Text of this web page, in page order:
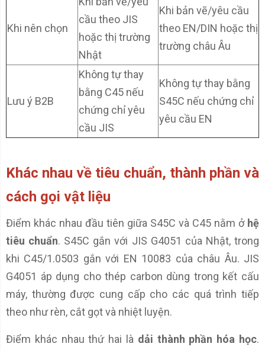
Khi nên chọn
cầu theo JIS
hoặc thị trường
Nhật
Khi bản vẽ/yêu cầu
theo EN/DIN hoặc thị
trường châu Âu
Lưu ý B2B
Không tự thay
bằng C45 nếu
chứng chỉ yêu
cầu JIS
Không tự thay bằng
S45C nếu chứng chỉ
yêu cầu EN
Khác nhau về tiêu chuẩn, thành phần và
cách gọi vật liệu
Điểm khác nhau đầu tiên giữa S45C và C45 nằm ở hệ
tiêu chuẩn. S45C gắn với JIS G4051 của Nhật, trong
khi C45/1.0503 gắn với EN 10083 của châu Âu. JIS
G4051 áp dụng cho thép carbon dùng trong kết cấu
máy, thường được cung cấp cho các quá trình tiếp
theo như rèn, cắt gọt và nhiệt luyện.
Điểm khác nhau thứ hai là dải thành phần hóa học.